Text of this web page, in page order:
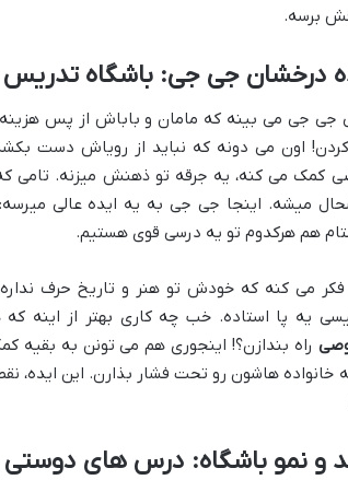
برسه.
درخشان جی جی: باشگاه
جی جی می بینه که مامان و باباش از پس
کردن! اون می دونه که نباید از رویاش دست
کمک می کنه، یه جرقه تو ذهنش میزنه.
میشه. اینجا جی جی به یه ایده عالی
هم هرکدوم تو یه درسی قوی هستیم.
فکر می کنه که خودش تو هنر و تاریخ حرف
یه پا استاده. خب چه کاری بهتر از اینه
راه بندازن؟! اینجوری هم می تونن به
خانواده هاشون رو تحت فشار بذارن. این
و نمو باشگاه: درس های